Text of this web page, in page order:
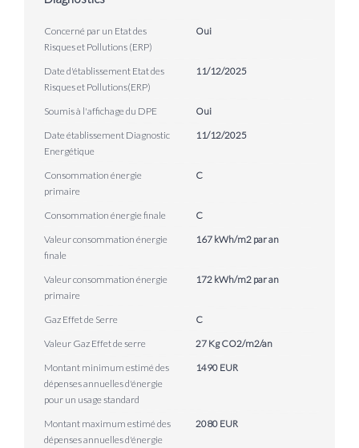
Concerné par un Etat des
Risques et Pollutions (ERP)
Oui
Date d'établissement Etat des
Risques et Pollutions(ERP)
11/12/2025
Soumis à l'affichage du DPE
Oui
Date établissement Diagnostic
Energétique
11/12/2025
Consommation énergie
primaire
C
Consommation énergie finale
C
Valeur consommation énergie
finale
167 kWh/m2 par an
Valeur consommation énergie
primaire
172 kWh/m2 par an
Gaz Effet de Serre
C
Valeur Gaz Effet de serre
27 Kg CO2/m2/an
Montant minimum estimé des
dépenses annuelles d'énergie
pour un usage standard
1490 EUR
Montant maximum estimé des
dépenses annuelles d'énergie
2080 EUR